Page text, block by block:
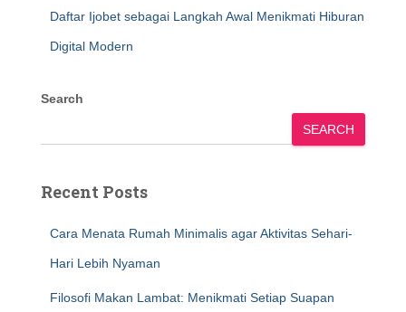
Daftar Ijobet sebagai Langkah Awal Menikmati Hiburan
Digital Modern
Search
SEARCH
Recent Posts
Cara Menata Rumah Minimalis agar Aktivitas Sehari-
Hari Lebih Nyaman
Filosofi Makan Lambat: Menikmati Setiap Suapan